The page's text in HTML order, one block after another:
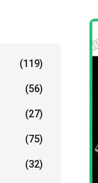
(119)
(56)
(27)
(75)
(32)